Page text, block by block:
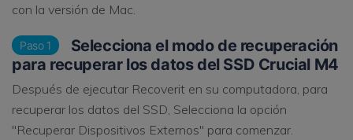
con la versión de Mac.
Paso 1
Selecciona el modo de recuperación
para recuperar los datos del SSD Crucial M4
Después de ejecutar Recoverit en su computadora, para
recuperar los datos del SSD, Selecciona la opción
"Recuperar Dispositivos Externos" para comenzar.